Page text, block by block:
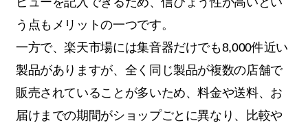
う点もメリットの一つです。
一方で、楽天市場には集音器だけでも8,000件近い
製品がありますが、全く同じ製品が複数の店舗で
販売されていることが多いため、料金や送料、お
届けまでの期間がショップごとに異なり、比較や